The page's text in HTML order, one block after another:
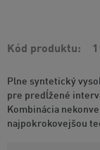
Kód produktu
Plne syntetický
pre predĺžené
Kombinácia
najpokrokovejšou